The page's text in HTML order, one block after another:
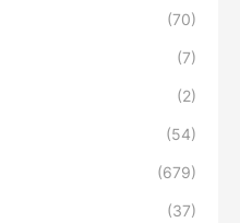
(70)
(7)
(2)
(54)
(679)
(37)